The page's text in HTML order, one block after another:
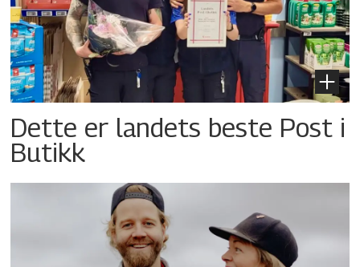
Dette er landets beste Post i
Butikk